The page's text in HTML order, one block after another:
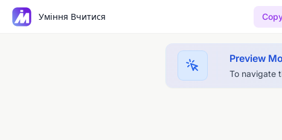
Уміння Вчитися
Preview
To navigate